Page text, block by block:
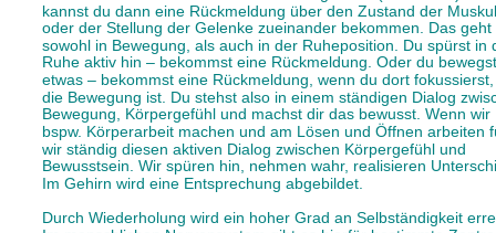
kannst du dann eine Rückmeldung über den Zustand der
oder der Stellung der Gelenke zueinander bekommen. Das geht
sowohl in Bewegung, als auch in der Ruheposition. Du spürst in
Ruhe aktiv hin – bekommst eine Rückmeldung. Oder du
etwas – bekommst eine Rückmeldung, wenn du dort
die Bewegung ist. Du stehst also in einem ständigen Dialog
Bewegung, Körpergefühl und machst dir das bewusst. Wenn wir
bspw. Körperarbeit machen und am Lösen und Öffnen arbeiten
wir ständig diesen aktiven Dialog zwischen Körpergefühl und
Bewusstsein. Wir spüren hin, nehmen wahr, realisieren
Im Gehirn wird eine Entsprechung abgebildet.
Durch Wiederholung wird ein hoher Grad an Selbständigkeit